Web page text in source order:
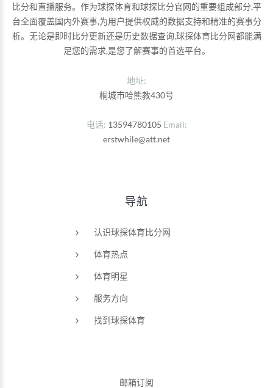
比分和直播服务。作为球探体育和球探比分官网的重要组成部分,平
台全面覆盖国内外赛事,为用户提供权威的数据支持和精准的赛事分
析。无论是即时比分更新还是历史数据查询,球探体育比分网都能满
足您的需求,是您了解赛事的首选平台。
地址:
桐城市哈熊教430号
电话 13594780105 Email
erstwhile@att.net
导航
认识球探体育比分网
体育热点
体育明星
服务方向
找到球探体育
邮箱订阅